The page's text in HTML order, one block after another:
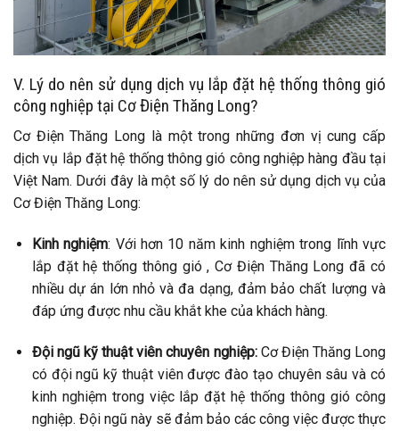
V. Lý do nên sử dụng dịch vụ lắp đặt hệ thống thông gió
công nghiệp tại Cơ Điện Thăng Long?
Cơ Điện Thăng Long là một trong những đơn vị cung cấp
dịch vụ lắp đặt hệ thống thông gió công nghiệp hàng đầu tại
Việt Nam. Dưới đây là một số lý do nên sử dụng dịch vụ của
Cơ Điện Thăng Long:
Kinh nghiệm: Với hơn 10 năm kinh nghiệm trong lĩnh vực
lắp đặt hệ thống thông gió , Cơ Điện Thăng Long đã có
nhiều dự án lớn nhỏ và đa dạng, đảm bảo chất lượng và
đáp ứng được nhu cầu khắt khe của khách hàng.
Đội ngũ kỹ thuật viên chuyên nghiệp:Cơ Điện Thăng Long
có đội ngũ kỹ thuật viên được đào tạo chuyên sâu và có
kinh nghiệm trong việc lắp đặt hệ thống thông gió công
nghiệp. Đội ngũ này sẽ đảm bảo các công việc được thực